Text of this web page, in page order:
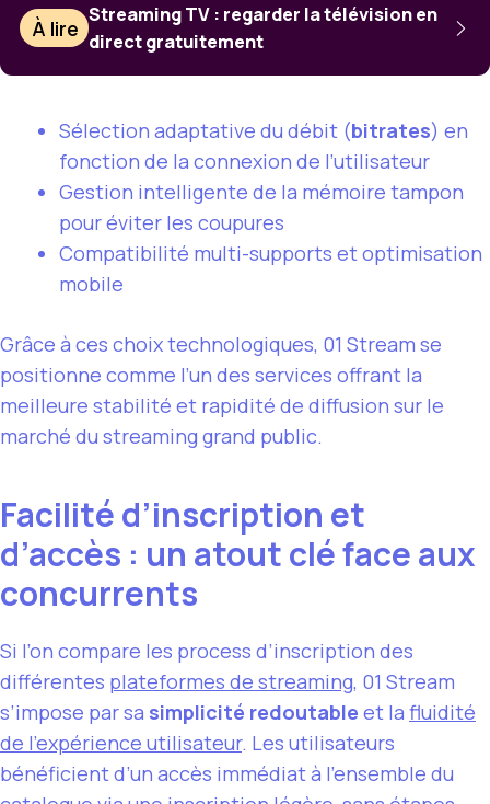
À lire
Streaming TV : regarder la télévision en
direct gratuitement
Sélection adaptative du débit (bitrates) en
fonction de la connexion de l’utilisateur
Gestion intelligente de la mémoire tampon
pour éviter les coupures
Compatibilité multi-supports et optimisation
mobile
Grâce à ces choix technologiques, 01 Stream se
positionne comme l’un des services offrant la
meilleure stabilité et rapidité de diffusion sur le
marché du streaming grand public.
Facilité d’inscription et
d’accès : un atout clé face aux
concurrents
Si l’on compare les process d’inscription des
différentes plateformes de streaming, 01 Stream
s’impose par sa simplicité redoutable et la fluidité
de l’expérience utilisateur. Les utilisateurs
bénéficient d’un accès immédiat à l’ensemble du